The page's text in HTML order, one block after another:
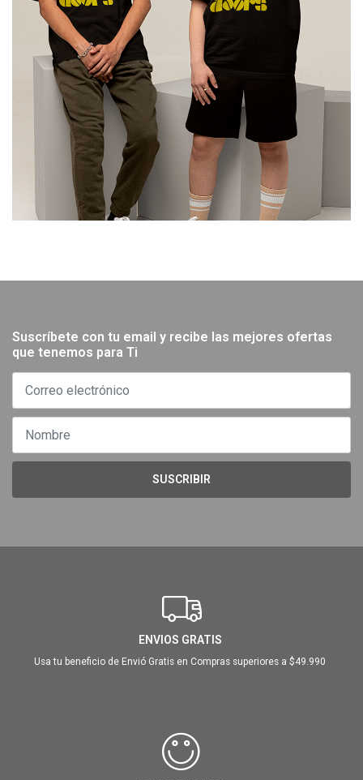
Suscríbete con tu email y recibe las mejores ofertas
que tenemos para Ti
SUSCRIBIR
ENVIOS GRATIS
Usa tu beneficio de Envió Gratis en Compras superiores a $49.990